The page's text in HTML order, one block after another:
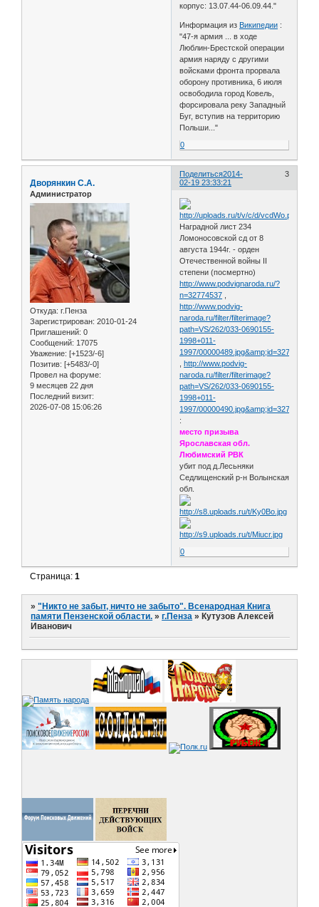
корпус: 13.07.44-06.09.44."
Информация из Википедии :
"47-я армия ... в ходе
Люблин-Брестской операции
армия наряду с другими
войсками фронта прорвала
оборону противника, 6 июля
освободила город Ковель,
форсировала реку Западный
Буг, вступив на территорию
Польши..."
0
Поделиться 3
2014-
02-19 23:33:21
Дворянкин С.А.
Администратор
Откуда: г.Пенза
Зарегистрирован: 2010-01-24
Приглашений: 0
Сообщений: 17075
Уважение: [+1523/-6]
Позитив: [+5483/-0]
Провел на форуме:
9 месяцев 22 дня
Последний визит:
2026-07-08 15:06:26
Наградной лист 234
Ломоносовской сд от 8
августа 1944г. - орден
Отечественной войны II
степени (посмертно)
http://www.podvignaroda.ru/?
n=32774537
http://www.podvig-
naroda.ru/filter/filterimage?
path=VS/262/033-0690155-
1998+011-
1997/
,http://www.podvig-
naroda.ru/filter/filterimage?
path=VS/262/033-0690155-
1998+011-
1997/
:
место призыва
Ярославская обл.
Любимский РВК
убит под д.Лесьняки
Седлищенский р-н Волынская
обл.
0
Страница:1
»"Никто не забыт, ничто не забыто". Всенародная Книга
памяти Пензенской области. »г.Пенза » Кутузов Алексей
Иванович